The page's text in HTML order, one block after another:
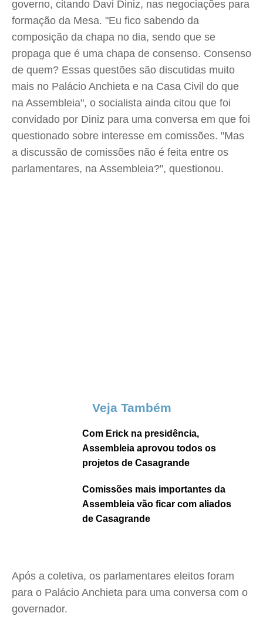
governo, citando Davi Diniz, nas negociações para
formação da Mesa. "Eu fico sabendo da
composição da chapa no dia, sendo que se
propaga que é uma chapa de consenso. Consenso
de quem? Essas questões são discutidas muito
mais no Palácio Anchieta e na Casa Civil do que
na Assembleia", o socialista ainda citou que foi
convidado por Diniz para uma conversa em que foi
questionado sobre interesse em comissões. "Mas
a discussão de comissões não é feita entre os
parlamentares, na Assembleia?", questionou.
Veja Também
Com Erick na presidência,
Assembleia aprovou todos os
projetos de Casagrande
Comissões mais importantes da
Assembleia vão ficar com aliados
de Casagrande
Após a coletiva, os parlamentares eleitos foram
para o Palácio Anchieta para uma conversa com o
governador.